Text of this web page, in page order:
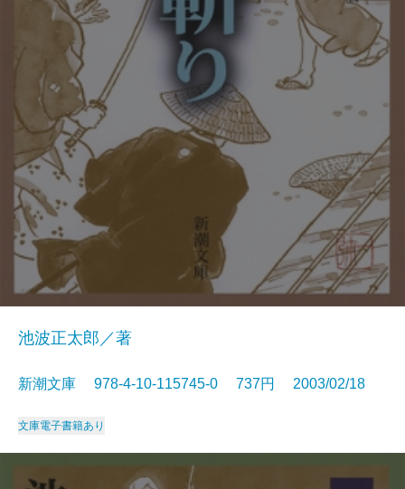
池波正太郎／著
新潮文庫 978-4-10-115745-0 737円 2003/02/18
文庫電子書籍あり